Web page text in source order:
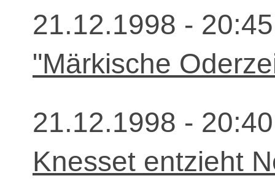
21.12.1998 -
"Märkische
21.12.1998 -
Knesset entzieht